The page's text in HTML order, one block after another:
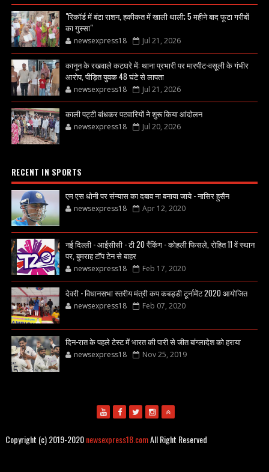
"रिकॉर्ड में बंटा राशन, हकीकत में खाली थाली; 5 महीने बाद फूटा गरीबों
का गुस्सा"
newsexpress18 Jul 21, 2026
कानून के रखवाले कटघरे में: थाना प्रभारी पर मारपीट-वसूली के गंभीर
आरोप, पीड़ित युवक 48 घंटे से लापता
newsexpress18 Jul 21, 2026
काली पट्टी बांधकर पटवारियों ने शुरू किया आंदोलन
newsexpress18 Jul 20, 2026
RECENT IN SPORTS
एम एस धोनी पर संन्यास का दबाव ना बनाया जाये - नासिर हुसैन
newsexpress18 Apr 12, 2020
नई दिल्ली - आईसीसी - टी 20 रैंकिंग - कोहली फिसले, रोहित 11 वें स्थान
पर, बुमराह टॉप टेन से बाहर
newsexpress18 Feb 17, 2020
देवरी - विधानसभा स्तरीय मंत्री कप कबड्डी टूर्नामेंट 2020 आयोजित
newsexpress18 Feb 07, 2020
दिन-रात के पहले टेस्ट में भारत की पारी से जीत बांग्लादेश को हराया
newsexpress18 Nov 25, 2019
Copyright (c) 2019-2020newsexpress18.comAll Right Reserved